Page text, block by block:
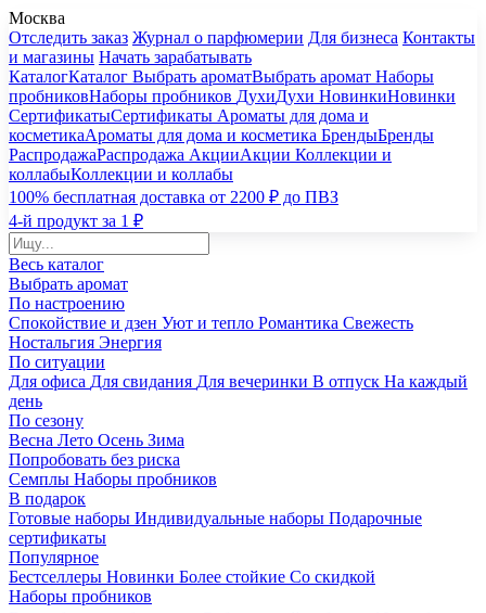
Москва
Отследить заказ Журнал о парфюмерии Для бизнеса Контакты
и магазины Начать зарабатывать
КаталогКаталог Выбрать ароматВыбрать аромат Наборы
пробниковНаборы пробников ДухиДухи НовинкиНовинки
СертификатыСертификаты Ароматы для дома и
косметикаАроматы для дома и косметика БрендыБренды
РаспродажаРаспродажа АкцииАкции Коллекции и
коллабыКоллекции и коллабы
100% бесплатная доставка от 2200 ₽ до ПВЗ
4-й продукт за 1 ₽
Весь каталог
Выбрать аромат
По настроению
Спокойствие и дзен Уют и тепло Романтика Свежесть
Ностальгия Энергия
По ситуации
Для офиса Для свидания Для вечеринки В отпуск На каждый
день
По сезону
Весна Лето Осень Зима
Попробовать без риска
Семплы Наборы пробников
В подарок
Готовые наборы Индивидуальные наборы Подарочные
сертификаты
Популярное
Бестселлеры Новинки Более стойкие Со скидкой
Наборы пробников